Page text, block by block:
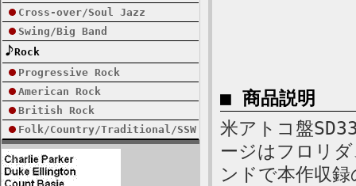
Cross-over/Soul Jazz
Swing/Big Band
Rock
Progressive Rock
American Rock
British Rock
Folk/Country/Traditional/SSW
■ 商品説明
米アトコ盤
ージはフロリ
ンドで本作収